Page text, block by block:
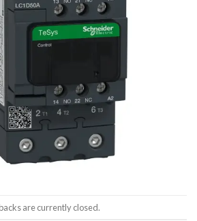
are currently closed.